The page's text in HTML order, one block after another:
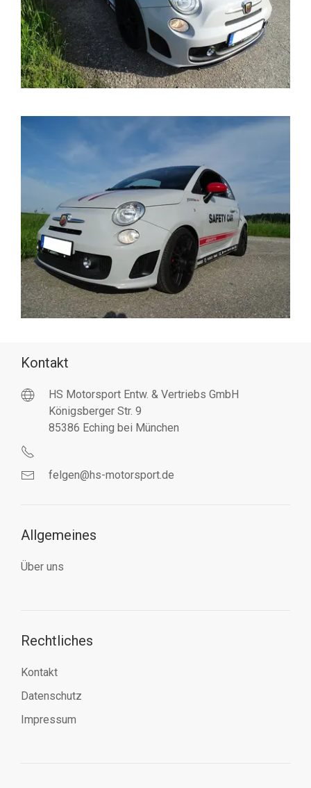
Kontakt
HS Motorsport Entw. & Vertriebs GmbH
Königsberger Str. 9
85386 Eching bei München
felgen@hs-motorsport.de
Allgemeines
Über uns
Rechtliches
Kontakt
Datenschutz
Impressum